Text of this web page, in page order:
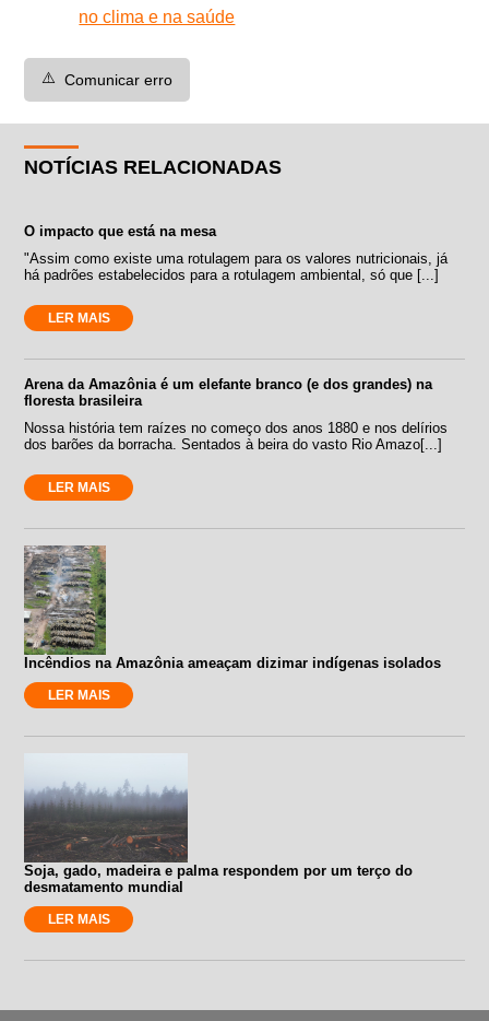
no clima e na saúde
⚠️ Comunicar erro
NOTÍCIAS RELACIONADAS
O impacto que está na mesa
"Assim como existe uma rotulagem para os valores nutricionais, já
há padrões estabelecidos para a rotulagem ambiental, só que [...]
LER MAIS
Arena da Amazônia é um elefante branco (e dos grandes) na
floresta brasileira
Nossa história tem raízes no começo dos anos 1880 e nos delírios
dos barões da borracha. Sentados à beira do vasto Rio Amazo[...]
LER MAIS
Incêndios na Amazônia ameaçam dizimar indígenas isolados
LER MAIS
Soja, gado, madeira e palma respondem por um terço do
desmatamento mundial
LER MAIS